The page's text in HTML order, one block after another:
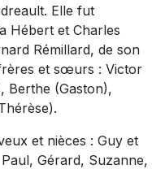
Elle fut
Hébert et Charles
Rémillard, de son
et sœurs : Victor
Berthe (Gaston),
et nièces : Guy et
Gérard, Suzanne,